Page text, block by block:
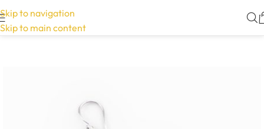
Skip to navigation
Skip to main content